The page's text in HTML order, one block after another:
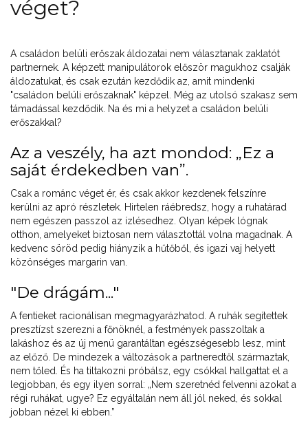
véget?
A családon belüli erőszak áldozatai nem választanak zaklatót
partnernek. A képzett manipulátorok először magukhoz csalják
áldozatukat, és csak ezután kezdődik az, amit mindenki
"családon belüli erőszaknak" képzel. Még az utolsó szakasz sem
támadással kezdődik. Na és mi a helyzet a családon belüli
erőszakkal?
Az a veszély, ha azt mondod: „Ez a
saját érdekedben van”.
Csak a románc véget ér, és csak akkor kezdenek felszínre
kerülni az apró részletek. Hirtelen ráébredsz, hogy a ruhatárad
nem egészen passzol az ízlésedhez. Olyan képek lógnak
otthon, amelyeket biztosan nem választottál volna magadnak. A
kedvenc söröd pedig hiányzik a hűtőből, és igazi vaj helyett
közönséges margarin van.
"De drágám..."
A fentieket racionálisan megmagyarázhatod. A ruhák segítettek
presztízst szerezni a főnöknél, a festmények passzoltak a
lakáshoz és az új menü garantáltan egészségesebb lesz, mint
az előző. De mindezek a változások a partneredtől származtak,
nem tőled. És ha tiltakozni próbálsz, egy csókkal hallgattat el a
legjobban, és egy ilyen sorral: „Nem szeretnéd felvenni azokat a
régi ruhákat, ugye? Ez egyáltalán nem áll jól neked, és sokkal
jobban nézel ki ebben.”